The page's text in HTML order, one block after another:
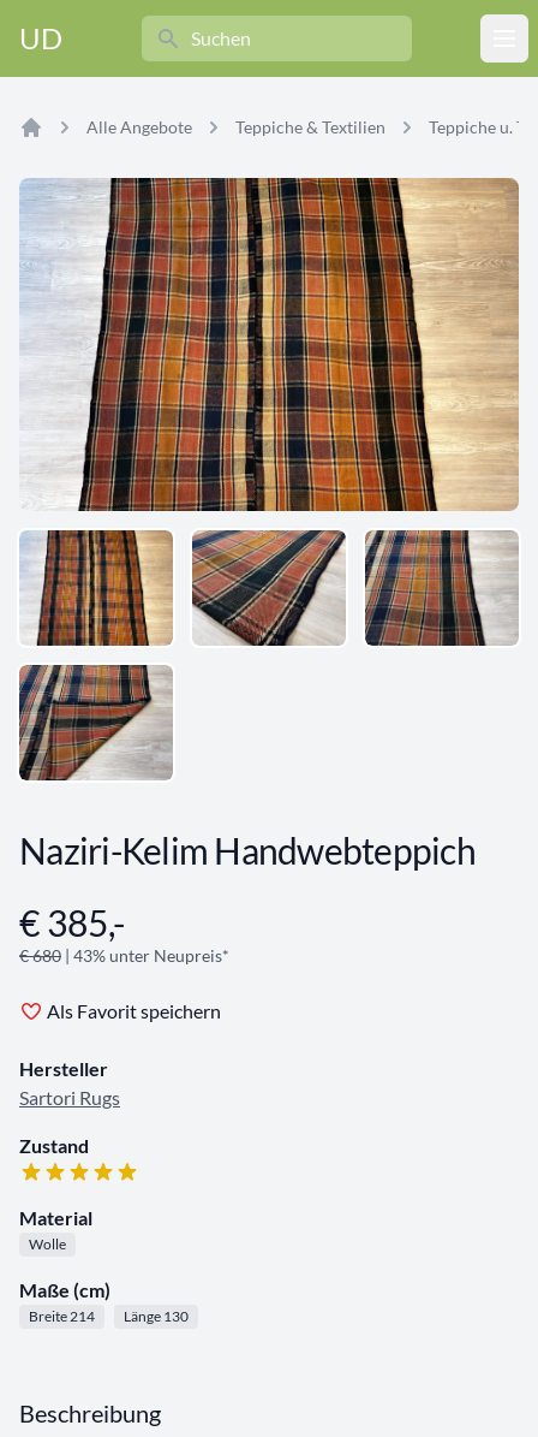
UD
Search
Alle Angebote Teppiche & Textilien Teppiche u.
Naziri-Kelim Handwebteppich
Angebotsinformationen
€ 385,-
€ 680 | 43% unter Neupreis*
Als Favorit speichern
Hersteller
Sartori Rugs
Zustand
Material
Wolle
Maße (cm)
Breite 214 Länge 130
Beschreibung